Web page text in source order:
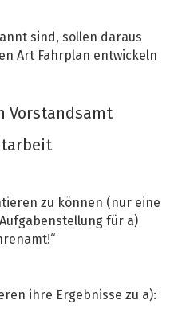
sind, sollen daraus
Art Fahrplan entwickeln
Vorstandsamt
zu können (nur eine
für a)
ihre Ergebnisse zu a):